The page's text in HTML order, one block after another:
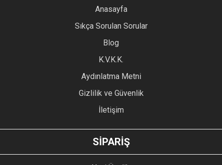
YORUM YAZ
Ürün resmi kalitesiz, bozuk veya görüntülenemiyor.
Ürün açıklamasında eksik bilgiler bulunuyor.
Ürün bilgilerinde hatalar bulunuyor.
Ürün fiyatı diğer sitelerden daha pahalı.
GÖNDER
Anasayfa
Sıkça Sorulan Sorular
Blog
K.V.K.K.
Aydınlatma Metni
Gizlilik ve Güvenlik
İletişim
SİPARİŞ